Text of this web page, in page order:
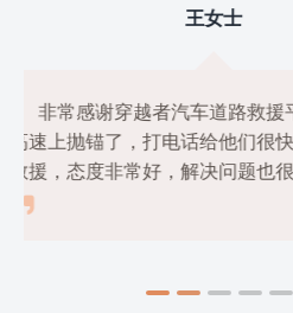
刘先生

我使用过几家道路救援
穿越者汽车道路救援平台，他
格也很公道，绝对是物美价